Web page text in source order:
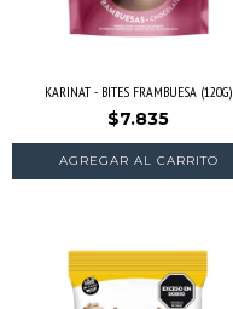
KARINAT - BITES FRAMBUESA (120G)
$7.835